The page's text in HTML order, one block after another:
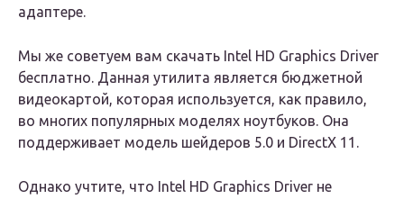
адаптере.
Мы же советуем вам скачать Intel HD Graphics Driver
бесплатно. Данная утилита является бюджетной
видеокартой, которая используется, как правило,
во многих популярных моделях ноутбуков. Она
поддерживает модель шейдеров 5.0 и DirectX 11.
Однако учтите, что Intel HD Graphics Driver не